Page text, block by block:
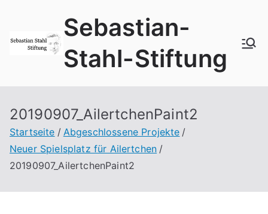
springen
Sebastian-
Stahl-Stiftung
20190907_AilertchenPaint2
Startseite
Abgeschlossene Projekte
Neuer Spielsplatz für Ailertchen
20190907_AilertchenPaint2